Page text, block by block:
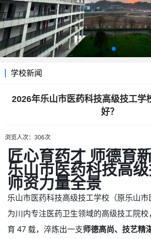
学校新闻
2026年乐山市医药科技高级技工学
好？
浏览人次：306次
匠心育药才 师德
乐山市医药科技高
师资力量全景
乐山市医药科技高级技工学校（原乐山
为川内专注医药卫生领域的高级技工院
育 47 载，淬炼出一支师德高尚、技艺精